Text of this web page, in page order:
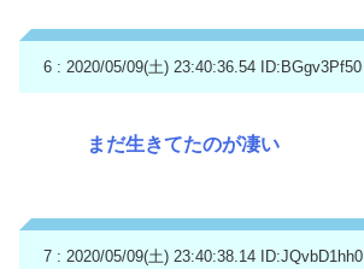
6 : 2020/05/09(土) 23:40:36.54 ID:BGgv3Pf50
まだ生きてたのが凄い
7 : 2020/05/09(土) 23:40:38.14 ID:JQvbD1hh0